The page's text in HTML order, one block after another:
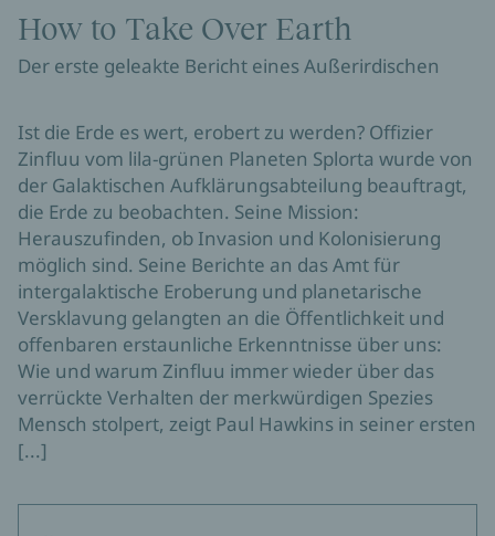
How to Take Over Earth
Der erste geleakte Bericht eines Außerirdischen
Ist die Erde es wert, erobert zu werden? Offizier
Zinfluu vom lila-grünen Planeten Splorta wurde von
der Galaktischen Aufklärungsabteilung beauftragt,
die Erde zu beobachten. Seine Mission:
Herauszufinden, ob Invasion und Kolonisierung
möglich sind. Seine Berichte an das Amt für
intergalaktische Eroberung und planetarische
Versklavung gelangten an die Öffentlichkeit und
offenbaren erstaunliche Erkenntnisse über uns:
Wie und warum Zinfluu immer wieder über das
verrückte Verhalten der merkwürdigen Spezies
Mensch stolpert, zeigt Paul Hawkins in seiner ersten
[...]